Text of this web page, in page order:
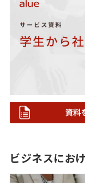
ビジネスにお